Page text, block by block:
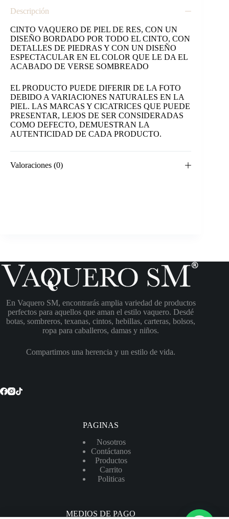
Descripción
CINTO VAQUERO DE PIEL DE RES, CON UN
DISEÑO BORDADO POR TODO EL CINTO, CON
DETALLES DE PIEDRAS Y CON UN DISEÑO
ESPECTACULAR EN EL COLOR QUE LE DA EL
ACABADO DE VERSE SOMBREADO
EL PRODUCTO PUEDE DIFERIR DE LA FOTO
DEBIDO A VARIACIONES NATURALES EN LA
PIEL. LAS MARCAS Y CICATRICES QUE PUEDE
PRESENTAR, LEJOS DE SER CONSIDERADAS
COMO DEFECTO, DEMUESTRAN LA
AUTENTICIDAD DE CADA PRODUCTO.
Valoraciones (0)
En Vaquero SM, encontrarás amplia variedad de productos
perfectos para aquellos que aman el estilo vaquero. Desdé
botas, sombreros, texanas, cintos, hebillas, carteras, bolsos,
ropa para caballeros, damas y niños.
Compartimos una herencia y un estilo de vida.
PAGINAS
Nosotros
Contáctanos
Productos
Carrito
Politicas
MEDIOS DE PAGO